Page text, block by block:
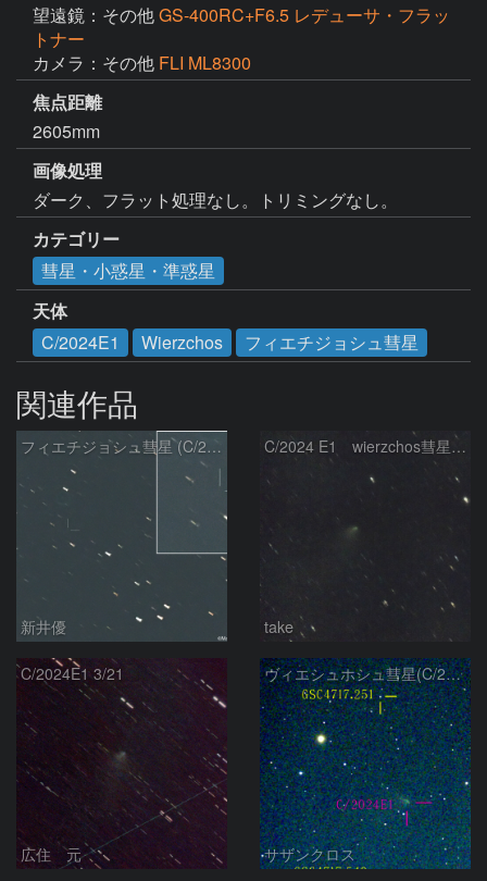
望遠鏡：その他GS-400RC+F6.5 レデューサ・フラッ
トナー
カメラ：その他 FLI ML8300
焦点距離
2605mm
画像処理
ダーク、フラット処理なし。トリミングなし。
カテゴリー
彗星・小惑星・準惑星
天体
C/2024E1
Wierzchos フィエチジョシュ彗星
関連作品
フィエチジョシュ彗星 (C/2024E1)：2026/04/02
新井優
C/2024 E1 wierzchos彗星（3/22）
take
C/2024E1 3/21
広住 元
ヴィエシュホシュ彗星(C/2024E1) 3月14日Seestar50
サザンクロス